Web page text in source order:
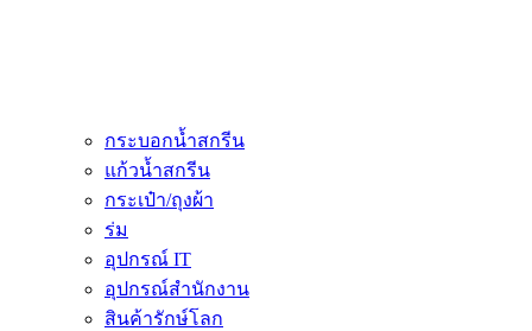
กระบอกน้ำสกรีน
แก้วน้ำสกรีน
กระเป๋า/ถุงผ้า
ร่ม
อุปกรณ์ IT
อุปกรณ์สำนักงาน
สินค้ารักษ์โลก